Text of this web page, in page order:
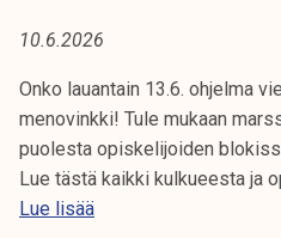
k
k
e
a
Y
H
D
10.6.2026
Onko lauantain 13.6. ohjelma
menovinkki! Tule mukaan
puolesta opiskelijoiden
Lue tästä kaikki kulkueesta ja
Lue lisääO